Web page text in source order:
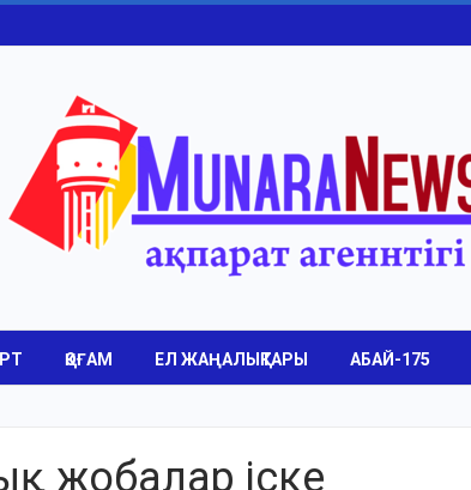
ҚОҒАМ ЕЛ ЖАҢАЛЫҚТАРЫ АБАЙ-175
жобалар іске